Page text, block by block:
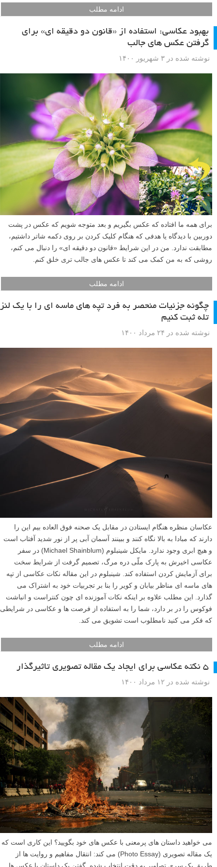
ادامه مطلب
بهبود عکاسی: استفاده از «قانون دو دقیقه ای» برای
گرفتن عکس های جالب
نوشته شده در ۳ شهریور ۱۴۰۰
برای همه ما افتاده که عکس بگیریم و بعد متوجه شویم که عکس در پشت
دوربین با دیدگاه یا هدفی که هنگام کلیک کردن بر روی دکمه شاتر داشتیم،
مطابقت ندارد. من در این شرایط «قانون دو دقیقه ای» را دنبال می کنم،
روشی که به من کمک می کند تا عکس های جالب تری خلق کنم.
ادامه مطلب
چگونه جزئیات منحصر به فرد تپه های ماسه ای را با یک لنز
تله ثبت کنیم
نوشته شده در ۲۴ مرداد ۱۴۰۰
عکاسان منظره هنگام ایستادن در مقابل یک صحنه فوق العاده بیم این را
دارند که مبادا به بالا نگاه کنند و ببینند آسمان آبی پر از نور شدید آفتاب است
و هیچ ابری وجود ندارد. مایکل شینبلوم (Michael Shainblum) در سفر
عکاسی اخیرش به پارک ملّی دره مرگ، تصمیم گرفت از شرایط سخت
برای آزمایش کردن استفاده کند. شینبلوم در این مقاله نکات عکاسی از تپه
های ماسه ای مناظر بیابان و کویر را بنا بر تجربیات خود به اشتراک می
گذارد. این مطلب علاوه بر اینکه نکات آموزنده ای چون کنتراست و انباشت
فوکوس را در بر دارد، شما را به استفاده از فرصت ها و عکاسی در شرایطی
که فکر می کنید نامطلوب است تشویق می کند.
ادامه مطلب
۵ نکته عکاسی برای ایجاد یک مقاله تصویری تاثیرگذار
نوشته شده در ۱۲ مرداد ۱۴۰۰
می خواهید داستان های پرمعنی با عکس های خود بگویید؟ این کاری است که
یک مقاله تصویری (Photo Essay) می کند: انتقال مفاهیم و روایت ها از